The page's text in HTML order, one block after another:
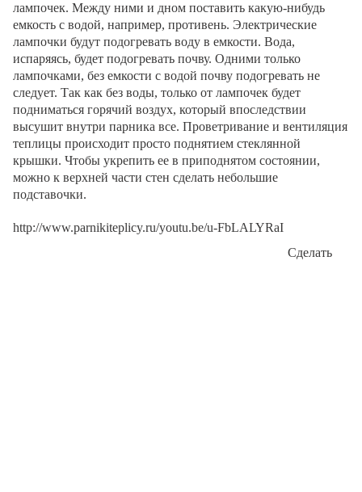
лампочек. Между ними и дном поставить какую-нибудь
емкость с водой, например, противень. Электрические
лампочки будут подогревать воду в емкости. Вода,
испаряясь, будет подогревать почву. Одними только
лампочками, без емкости с водой почву подогревать не
следует. Так как без воды, только от лампочек будет
подниматься горячий воздух, который впоследствии
высушит внутри парника все. Проветривание и вентиляция
теплицы происходит просто поднятием стеклянной
крышки. Чтобы укрепить ее в приподнятом состоянии,
можно к верхней части стен сделать небольшие
подставочки.
http://www.parnikiteplicy.ru/youtu.be/u-FbLALYRaI
Сделать